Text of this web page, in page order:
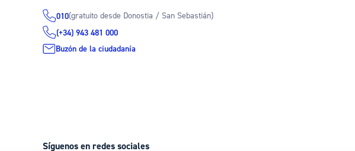
010(gratuito desde Donostia / San Sebastián)
(+34) 943 481 000
Buzón de la ciudadanía
Síguenos en redes sociales